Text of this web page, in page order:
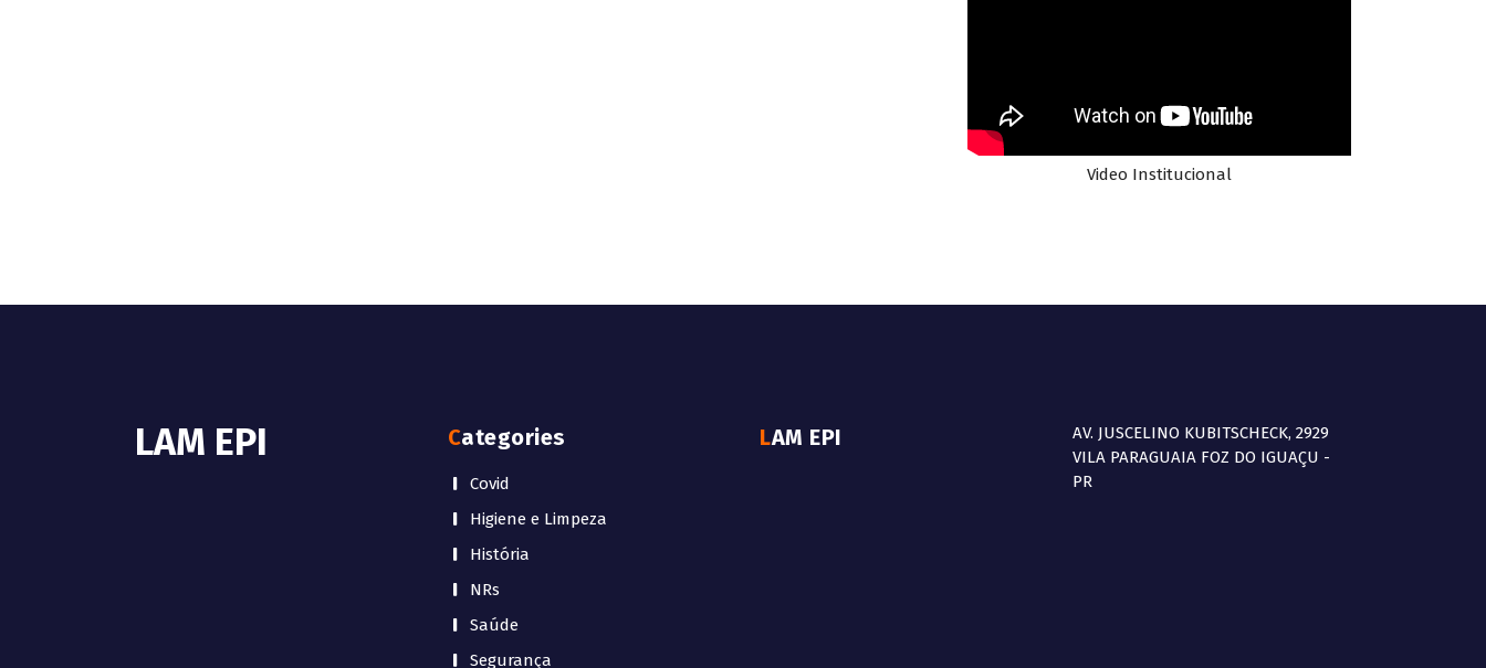
Video Institucional
LAM EPI Categories
Covid
Higiene e Limpeza
História
NRs
Saúde
Segurança
LAM EPI
AV. JUSCELINO KUBITSCHECK, 2929
VILA PARAGUAIA FOZ DO IGUAÇU -
PR